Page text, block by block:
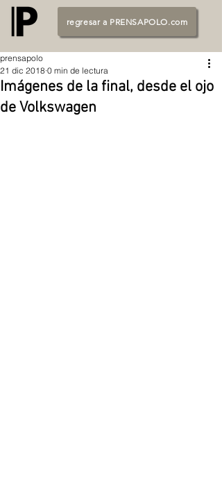
regresar a PRENSAPOLO.com
Imágenes de la final, desde el ojo
de Volkswagen
prensapolo
21 dic 2018 0 min de lectura